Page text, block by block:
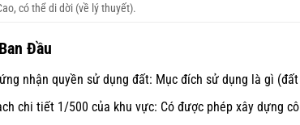
có thể di dời (về lý thuyết).
Đầu
nhận quyền sử dụng đất: Mục đích sử dụng là gì
chi tiết 1/500 của khu vực: Có được phép xây dựng